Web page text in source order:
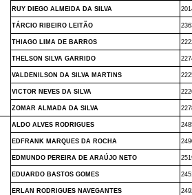
RUY DIEGO ALMEIDA DA SILVA
TÁRCIO RIBEIRO LEITÃO
THIAGO LIMA DE BARROS
THELSON SILVA GARRIDO
VALDENILSON DA SILVA MARTINS
VICTOR NEVES DA SILVA
ZOMAR ALMADA DA SILVA
ALDO ALVES RODRIGUES
EDFRANK MARQUES DA ROCHA
EDMUNDO PEREIRA DE ARAÚJO NETO
EDUARDO BASTOS GOMES
ERLAN RODRIGUES NAVEGANTES